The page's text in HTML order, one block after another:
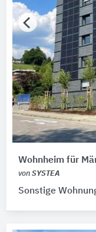
Wohnheim für
von SYSTEA
Sonstige